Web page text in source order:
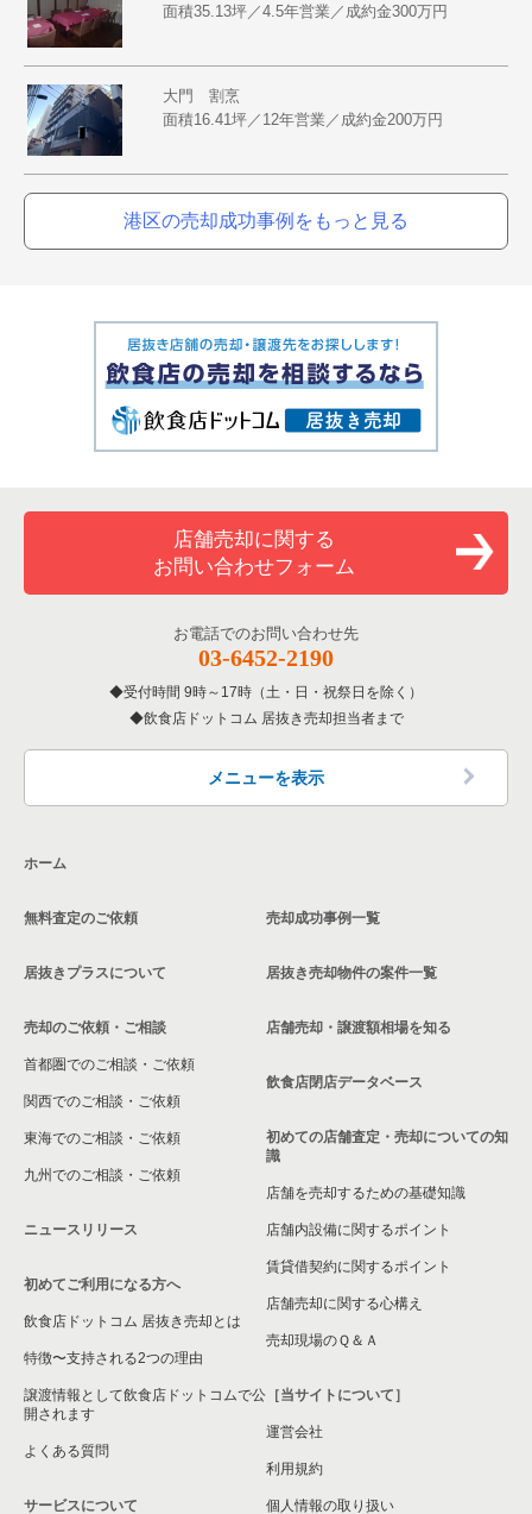
面積35.13坪／4.5年営業／成約金300万円
大門 割烹
面積16.41坪／12年営業／成約金200万円
港区の売却成功事例をもっと見る
店舗売却に関する
お問い合わせフォーム
お電話でのお問い合わせ先
03-6452-2190
受付時間 9時～17時（土・日・祝祭日を除く）
飲食店ドットコム 居抜き売却担当者まで
メニューを表示
ホーム
無料査定のご依頼
居抜きプラスについて
売却のご依頼・ご相談
首都圏でのご相談・ご依頼
関西でのご相談・ご依頼
東海でのご相談・ご依頼
九州でのご相談・ご依頼
ニュースリリース
初めてご利用になる方へ
飲食店ドットコム 居抜き売却とは
特徴〜支持される2つの理由
譲渡情報として飲食店ドットコムで公
開されます
よくある質問
サービスについて
売却成功事例一覧
居抜き売却物件の案件一覧
店舗売却・譲渡額相場を知る
飲食店閉店データベース
初めての店舗査定・売却についての知
識
店舗を売却するための基礎知識
店舗内設備に関するポイント
賃貸借契約に関するポイント
店舗売却に関する心構え
売却現場のＱ＆Ａ
［当サイトについて］
運営会社
利用規約
個人情報の取り扱い